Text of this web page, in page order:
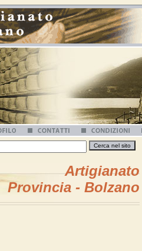
Artigianato
Provincia - Bolzano